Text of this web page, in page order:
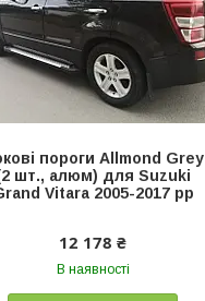
пороги Allmond Grey
шт., алюм) для Suzuki
Vitara 2005-2017 рр
12 178 ₴
В наявності